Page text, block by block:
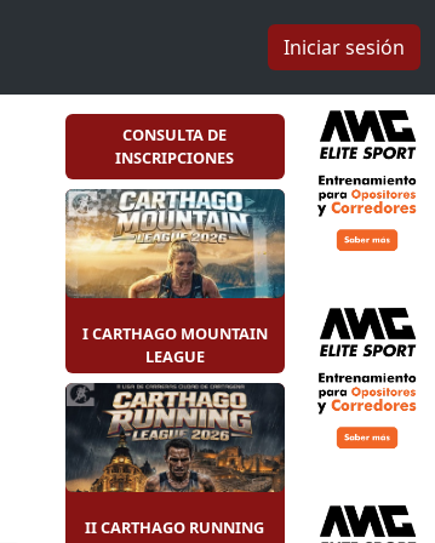
Iniciar sesión
CONSULTA DE
INSCRIPCIONES
I CARTHAGO MOUNTAIN
LEAGUE
II CARTHAGO RUNNING